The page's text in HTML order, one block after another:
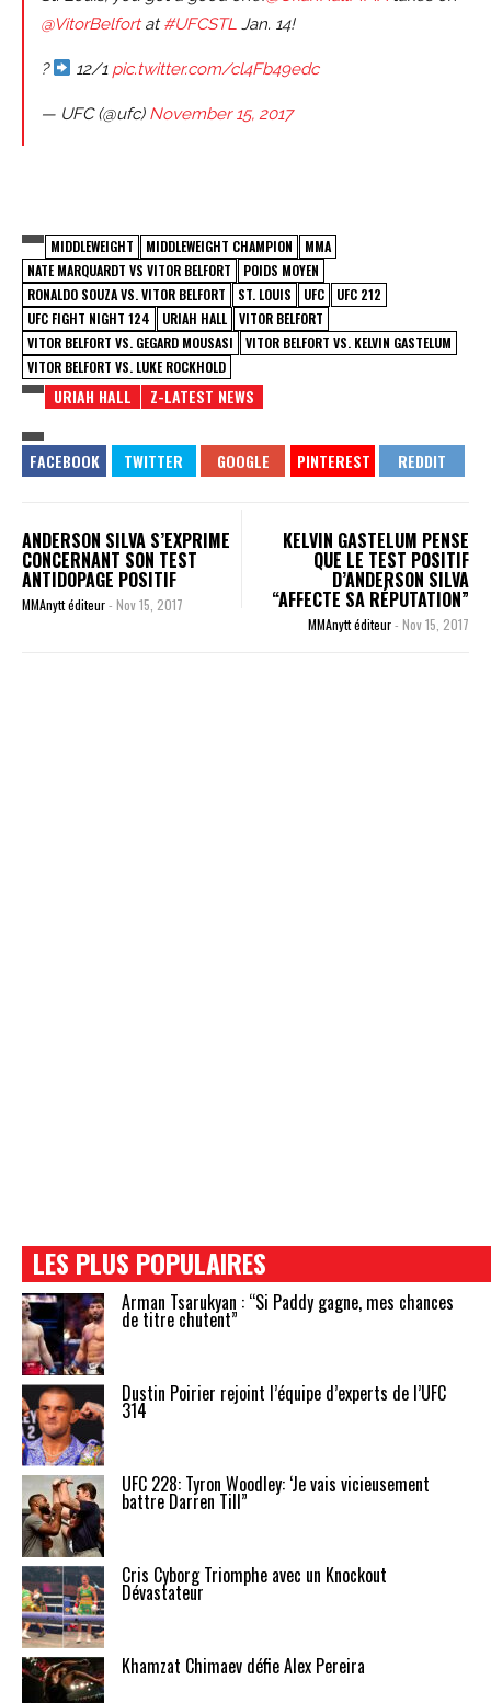
@VitorBelfortat#UFCSTL Jan. 14!
? 12/1 pic.twitter.com/cl4Fb49edc
— UFC (@ufc) November 15, 2017
MIDDLEWEIGHT MIDDLEWEIGHT CHAMPION
MMA
NATE MARQUARDT VS VITOR BELFORT
POIDS MOYEN
RONALDO SOUZA VS. VITOR BELFORT
ST. LOUIS UFC
UFC 212
UFC FIGHT NIGHT 124
URIAH HALL
VITOR BELFORT
VITOR BELFORT VS. GEGARD MOUSASI
VITOR BELFORT VS. KELVIN GASTELUM
VITOR BELFORT VS. LUKE ROCKHOLD
URIAH HALL Z-LATEST NEWS
ANDERSON SILVA S’EXPRIME
CONCERNANT SON TEST
ANTIDOPAGE POSITIF
MMAnytt éditeur- Nov 15, 2017
KELVIN GASTELUM PENSE
QUE LE TEST POSITIF
D’ANDERSON SILVA
“AFFECTE SA RÉPUTATION”
MMAnytt éditeur- Nov 15, 2017
LES PLUS POPULAIRES
Arman Tsarukyan : “Si Paddy gagne, mes chances
de titre chutent”
Dustin Poirier rejoint l’équipe d’experts de l’UFC
314
UFC 228: Tyron Woodley: ‘Je vais vicieusement
battre Darren Till”
Cris Cyborg Triomphe avec un Knockout
Dévastateur
Khamzat Chimaev défie Alex Pereira